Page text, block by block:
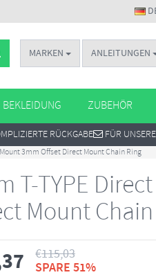
MARKEN ANLEITUNGEN
BEKLEIDUNG ZUBEHÖR
RÜCKGABE FÜR
3mm Offset Direct Mount Chain Ring
T-TYPE
Mount
€115,03
SPARE 51%